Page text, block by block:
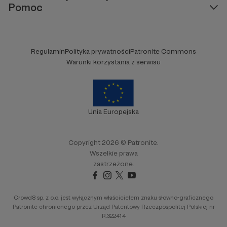
Pomoc
RegulaminPolityka prywatnościPatronite Commons
Warunki korzystania z serwisu
Unia Europejska
Copyright 2026 © Patronite.
Wszelkie prawa
zastrzeżone.
Crowd8 sp. z o.o. jest wyłącznym właścicielem znaku słowno-graficznego
Patronite chronionego przez Urząd Patentowy Rzeczpospolitej Polskiej nr
R.322414